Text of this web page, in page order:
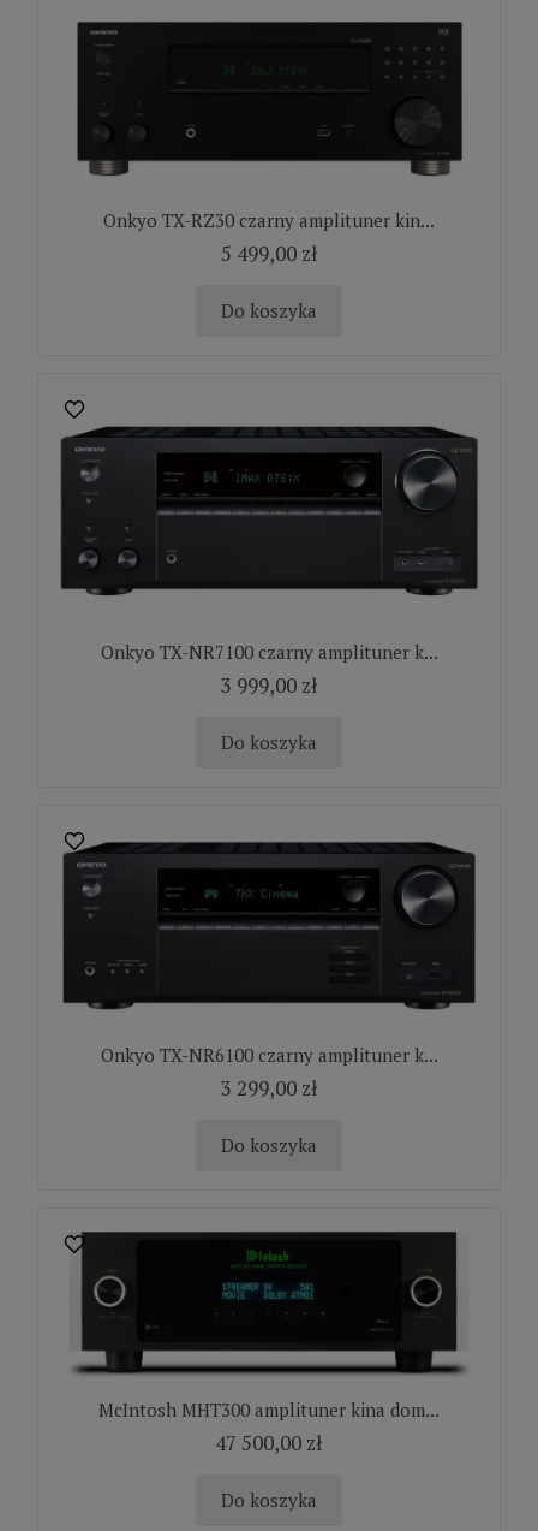
Onkyo TX-RZ30 czarny amplituner kin...
5 499,00 zł
Do koszyka
Onkyo TX-NR7100 czarny amplituner k...
3 999,00 zł
Do koszyka
Onkyo TX-NR6100 czarny amplituner k...
3 299,00 zł
Do koszyka
McIntosh MHT300 amplituner kina dom...
47 500,00 zł
Do koszyka